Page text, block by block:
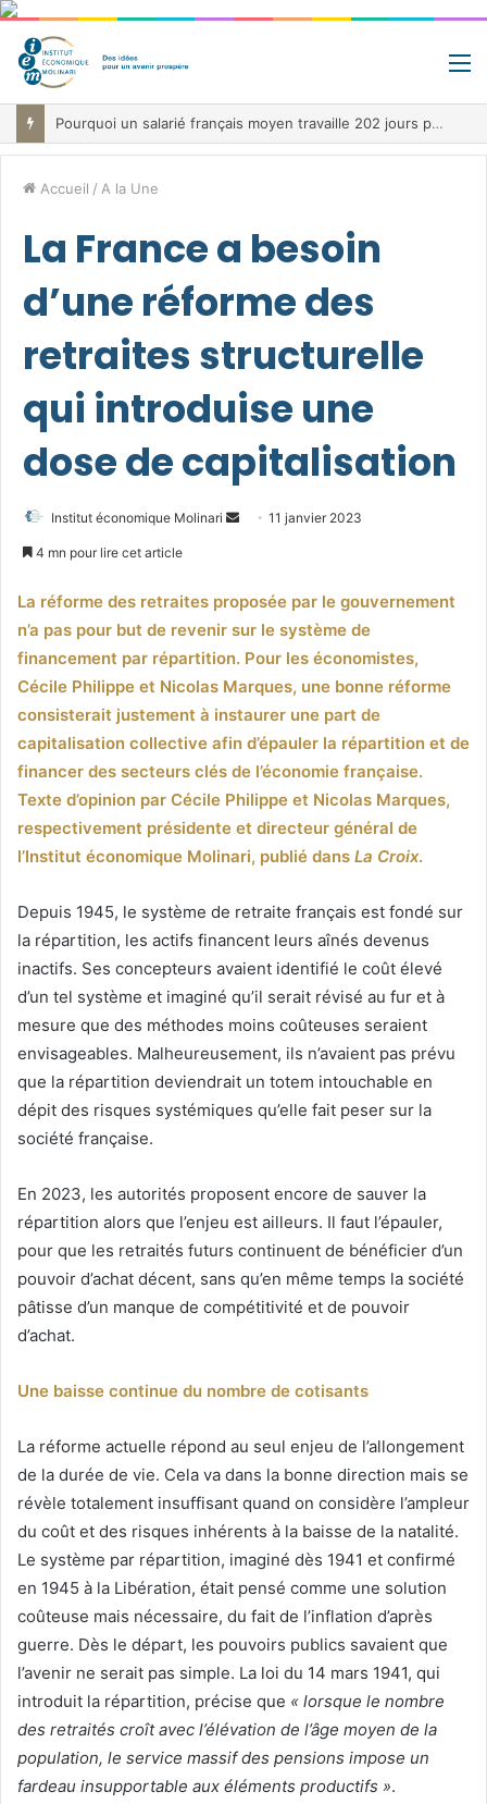
Pourquoi un salarié français moyen travaille 202 jours par an pour financer impôts et cotisations, un record dans toute l’Union européenne
Accueil / A la Une
La France a besoin
d’une réforme des
retraites structurelle
qui introduise une
dose de capitalisation
Institut économique Molinari
Envoyer11 janvier 2023
4 mn pour lire cet article
La réforme des retraites proposée par le gouvernement
n’a pas pour but de revenir sur le système de
financement par répartition. Pour les économistes,
Cécile Philippe et Nicolas Marques, une bonne réforme
consisterait justement à instaurer une part de
capitalisation collective afin d’épauler la répartition et de
financer des secteurs clés de l’économie française.
Texte d’opinion par Cécile Philippe et Nicolas Marques,
respectivement présidente et directeur général de
l’Institut économique Molinari, publié dans La Croix.
Depuis 1945, le système de retraite français est fondé sur
la répartition, les actifs financent leurs aînés devenus
inactifs. Ses concepteurs avaient identifié le coût élevé
d’un tel système et imaginé qu’il serait révisé au fur et à
mesure que des méthodes moins coûteuses seraient
envisageables. Malheureusement, ils n’avaient pas prévu
que la répartition deviendrait un totem intouchable en
dépit des risques systémiques qu’elle fait peser sur la
société française.
En 2023, les autorités proposent encore de sauver la
répartition alors que l’enjeu est ailleurs. Il faut l’épauler,
pour que les retraités futurs continuent de bénéficier d’un
pouvoir d’achat décent, sans qu’en même temps la société
pâtisse d’un manque de compétitivité et de pouvoir
d’achat.
Une baisse continue du nombre de cotisants
La réforme actuelle répond au seul enjeu de l’allongement
de la durée de vie. Cela va dans la bonne direction mais se
révèle totalement insuffisant quand on considère l’ampleur
du coût et des risques inhérents à la baisse de la natalité.
Le système par répartition, imaginé dès 1941 et confirmé
en 1945 à la Libération, était pensé comme une solution
coûteuse mais nécessaire, du fait de l’inflation d’après
guerre. Dès le départ, les pouvoirs publics savaient que
l’avenir ne serait pas simple. La loi du 14 mars 1941, qui
introduit la répartition, précise que « lorsque le nombre
des retraités croît avec l’élévation de l’âge moyen de la
population, le service massif des pensions impose un
fardeau insupportable aux éléments productifs ».